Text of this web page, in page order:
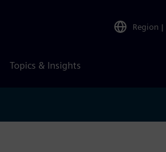
Region |
Topics & Insights